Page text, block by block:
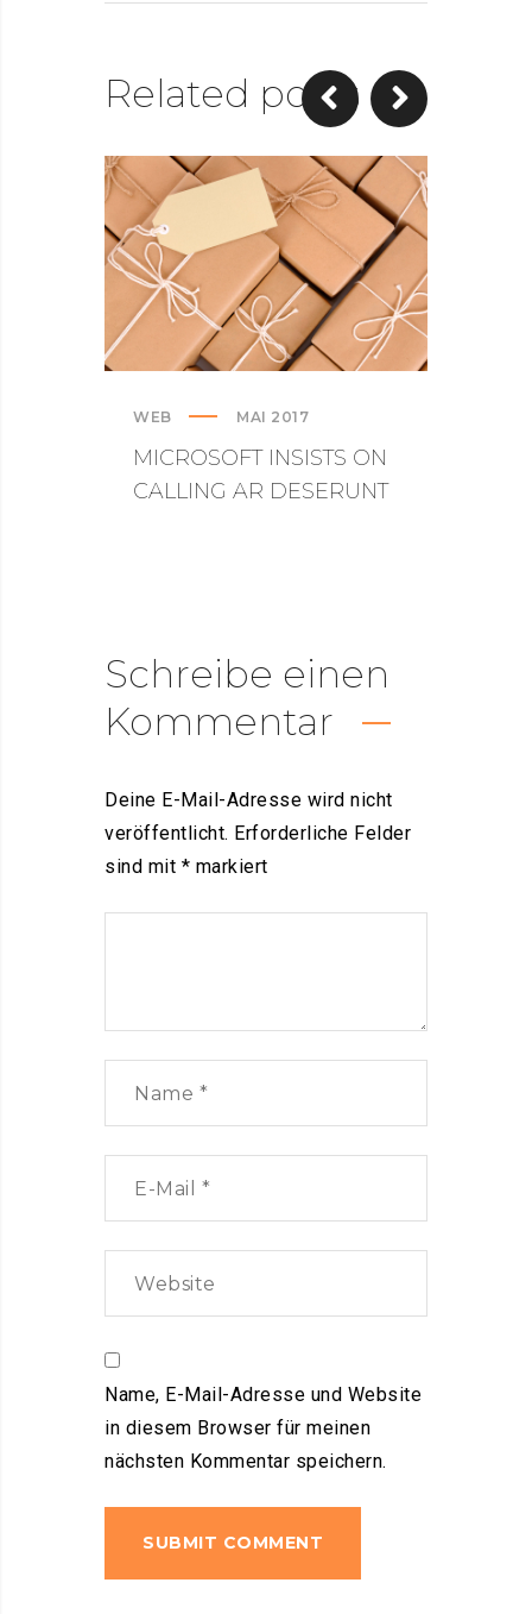
Related posts
WEB MAI 2017
MICROSOFT INSISTS ON
CALLING AR DESERUNT
Schreibe einen
Kommentar
Deine E-Mail-Adresse wird nicht
veröffentlicht. Erforderliche Felder
sind mit * markiert
Name, E-Mail-Adresse und Website
in diesem Browser für meinen
nächsten Kommentar speichern.